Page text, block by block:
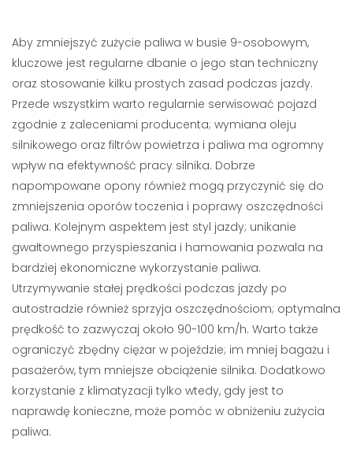
Aby zmniejszyć zużycie paliwa w busie 9-osobowym,
kluczowe jest regularne dbanie o jego stan techniczny
oraz stosowanie kilku prostych zasad podczas jazdy.
Przede wszystkim warto regularnie serwisować pojazd
zgodnie z zaleceniami producenta; wymiana oleju
silnikowego oraz filtrów powietrza i paliwa ma ogromny
wpływ na efektywność pracy silnika. Dobrze
napompowane opony również mogą przyczynić się do
zmniejszenia oporów toczenia i poprawy oszczędności
paliwa. Kolejnym aspektem jest styl jazdy; unikanie
gwałtownego przyspieszania i hamowania pozwala na
bardziej ekonomiczne wykorzystanie paliwa.
Utrzymywanie stałej prędkości podczas jazdy po
autostradzie również sprzyja oszczędnościom; optymalna
prędkość to zazwyczaj około 90-100 km/h. Warto także
ograniczyć zbędny ciężar w pojeździe; im mniej bagażu i
pasażerów, tym mniejsze obciążenie silnika. Dodatkowo
korzystanie z klimatyzacji tylko wtedy, gdy jest to
naprawdę konieczne, może pomóc w obniżeniu zużycia
paliwa.